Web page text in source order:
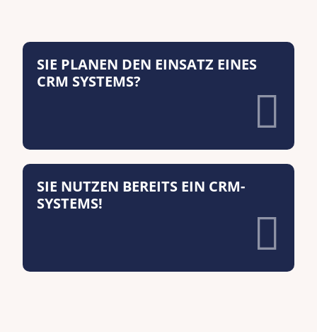
SIE PLANEN DEN EINSATZ EINES
CRM SYSTEMS?
SIE NUTZEN BEREITS EIN CRM-
SYSTEMS!